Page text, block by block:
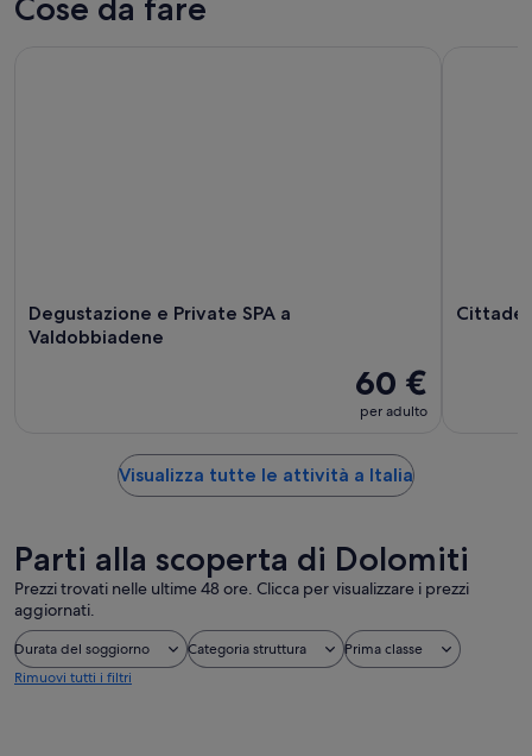
Cose da fare
Degustazione e Private SPA a
Valdobbiadene
60 €
per adulto
Visualizza tutte le attività a Italia
Parti alla scoperta di Dolomiti
Prezzi trovati nelle ultime 48 ore. Clicca per visualizzare i prezzi
aggiornati.
Durata del soggiorno Categoria struttura
Prima classe
Rimuovi tutti i filtri